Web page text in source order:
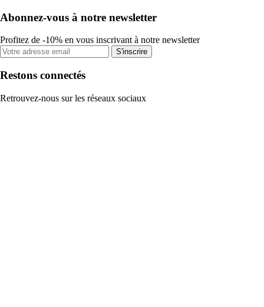
Abonnez-vous à notre newsletter
Profitez de -10% en vous inscrivant à notre newsletter
S'inscrire
Restons connectés
Retrouvez-nous sur les réseaux sociaux